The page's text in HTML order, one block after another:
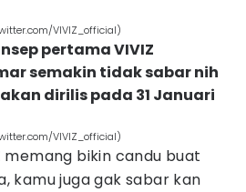
VIVIZ_official)
pertama VIVIZ
semakin tidak sabar nih
dirilis pada 31 Januari
VIVIZ_official)
memang bikin candu buat
kamu juga gak sabar kan